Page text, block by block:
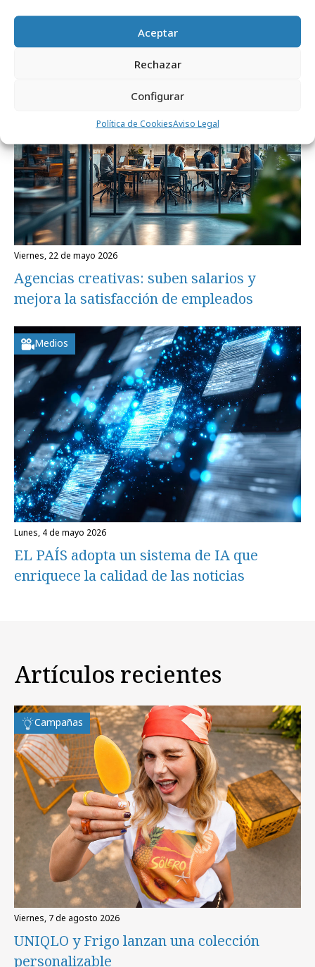
Aceptar
Rechazar
Configurar
Política de CookiesAviso Legal
suscripciones con IA
viernes, 22 de mayo 2026
Agencias creativas: suben salarios y
mejora la satisfacción de empleados
Medios
lunes, 4 de mayo 2026
EL PAÍS adopta un sistema de IA que
enriquece la calidad de las noticias
Artículos recientes
Campañas
viernes, 7 de agosto 2026
UNIQLO y Frigo lanzan una colección
personalizable